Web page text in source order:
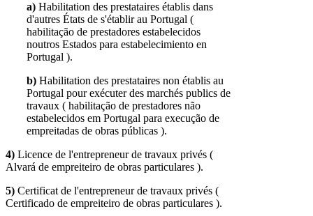
a) Habilitation des prestataires établis dans
d'autres États de s'établir au Portugal (
habilitação de prestadores estabelecidos
noutros Estados para estabelecimiento en
Portugal ).
b) Habilitation des prestataires non établis au
Portugal pour exécuter des marchés publics de
travaux ( habilitação de prestadores não
estabelecidos em Portugal para execução de
empreitadas de obras públicas ).
4) Licence de l'entrepreneur de travaux privés (
Alvará de empreiteiro de obras particulares ).
5) Certificat de l'entrepreneur de travaux privés (
Certificado de empreiteiro de obras particulares ).